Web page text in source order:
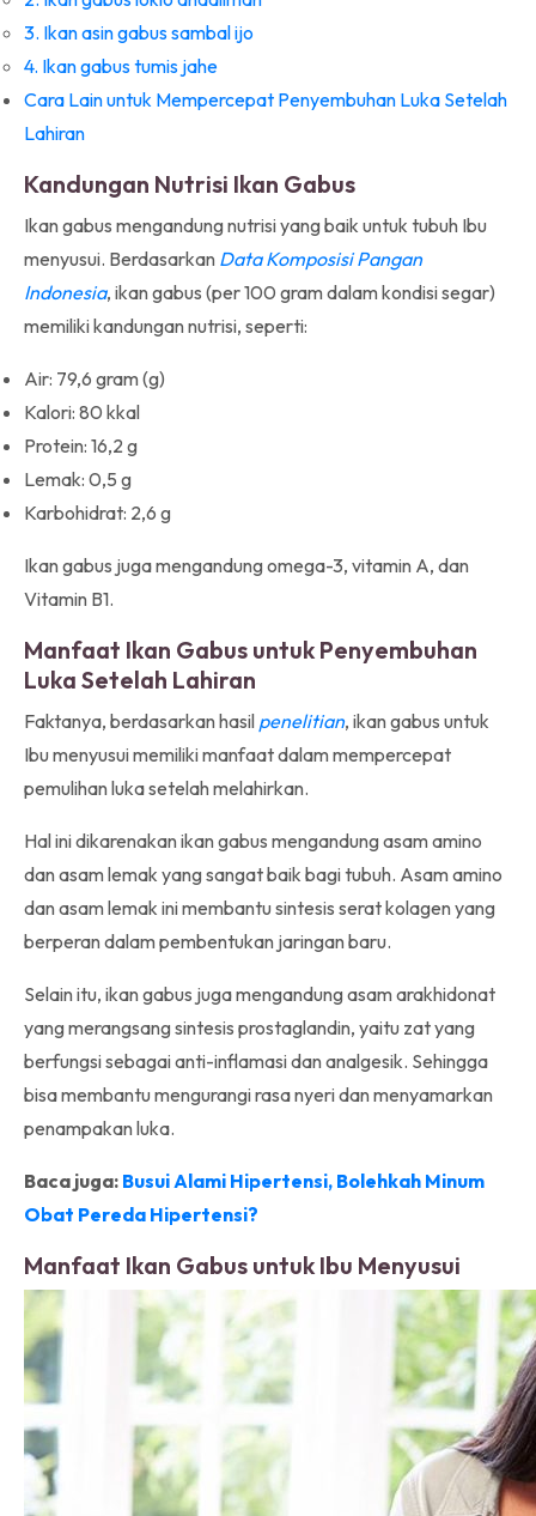
3. Ikan asin gabus sambal ijo
4. Ikan gabus tumis jahe
Cara Lain untuk Mempercepat Penyembuhan Luka Setelah
Lahiran
Kandungan Nutrisi Ikan Gabus
Ikan gabus mengandung nutrisi yang baik untuk tubuh Ibu
menyusui. Berdasarkan Data Komposisi Pangan
Indonesia, ikan gabus (per 100 gram dalam kondisi segar)
memiliki kandungan nutrisi, seperti:
Air: 79,6 gram (g)
Kalori: 80 kkal
Protein: 16,2 g
Lemak: 0,5 g
Karbohidrat: 2,6 g
Ikan gabus juga mengandung omega-3, vitamin A, dan
Vitamin B1.
Manfaat Ikan Gabus untuk Penyembuhan
Luka Setelah Lahiran
Faktanya, berdasarkan hasil penelitian, ikan gabus untuk
Ibu menyusui memiliki manfaat dalam mempercepat
pemulihan luka setelah melahirkan.
Hal ini dikarenakan ikan gabus mengandung asam amino
dan asam lemak yang sangat baik bagi tubuh. Asam amino
dan asam lemak ini membantu sintesis serat kolagen yang
berperan dalam pembentukan jaringan baru.
Selain itu, ikan gabus juga mengandung asam arakhidonat
yang merangsang sintesis prostaglandin, yaitu zat yang
berfungsi sebagai anti-inflamasi dan analgesik. Sehingga
bisa membantu mengurangi rasa nyeri dan menyamarkan
penampakan luka.
Baca juga: Busui Alami Hipertensi, Bolehkah Minum
Obat Pereda Hipertensi?
Manfaat Ikan Gabus untuk Ibu Menyusui